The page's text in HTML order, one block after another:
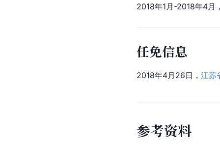
2018年1月-2018年4月
任免信息
2018年4月26日， 江苏
参考资料